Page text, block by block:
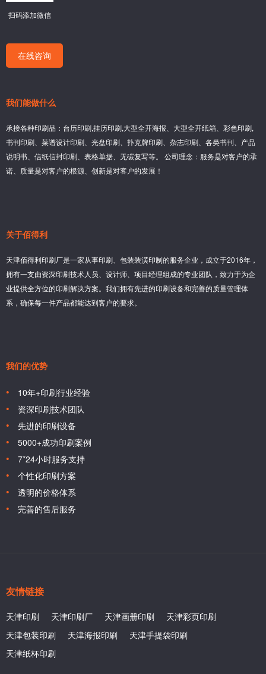
扫码添加微信
在线咨询
我们能做什么
承接各种印刷品：台历印刷,挂历印刷,大型全开海报、大型全开纸箱、彩色印刷,
书刊印刷、菜谱设计印刷、光盘印刷、扑克牌印刷、杂志印刷、各类书刊、产品
说明书、信纸信封印刷、表格单据、无碳复写等。 公司理念：服务是对客户的承
诺、质量是对客户的根源、创新是对客户的发展！
关于佰得利
天津佰得利印刷厂是一家从事印刷、包装装潢印制的服务企业，成立于2016年，
拥有一支由资深印刷技术人员、设计师、项目经理组成的专业团队，致力于为企
业提供全方位的印刷解决方案。我们拥有先进的印刷设备和完善的质量管理体
系，确保每一件产品都能达到客户的要求。
我们的优势
10年+印刷行业经验
资深印刷技术团队
先进的印刷设备
5000+成功印刷案例
7*24小时服务支持
个性化印刷方案
透明的价格体系
完善的售后服务
友情链接
天津印刷 天津印刷厂 天津画册印刷
天津彩页印刷
天津包装印刷
天津海报印刷
天津手提袋印刷
天津纸杯印刷